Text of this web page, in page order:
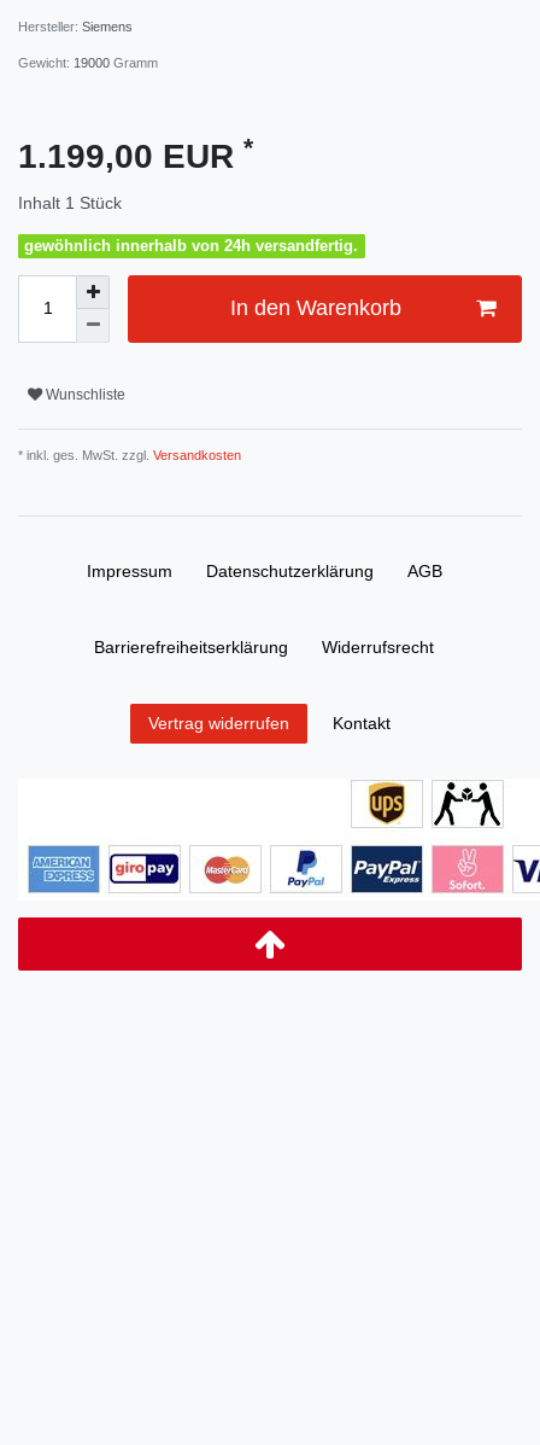
Hersteller: Siemens
Gewicht: 19000 Gramm
1.199,00 EUR *
Inhalt 1 Stück
gewöhnlich innerhalb von 24h versandfertig.
In den Warenkorb
Wunschliste
* inkl. ges. MwSt. zzgl. Versandkosten
Impressum Daten­schutz­erklärung AGB
Barrierefreiheitserklärung Widerrufs­recht
Vertrag widerrufen Kontakt